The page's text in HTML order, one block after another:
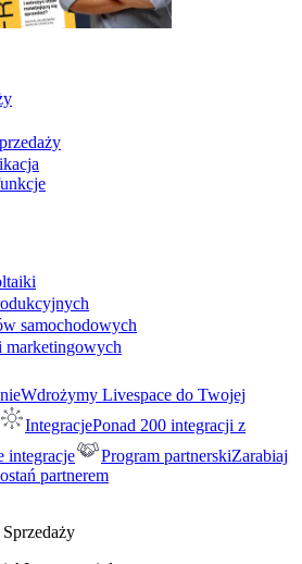
samochodowych
marketingowych
Wdrożymy Livespace do Twojej
IntegracjePonad 200 integracji z
integracje Program partnerskiZarabiaj
partnerem